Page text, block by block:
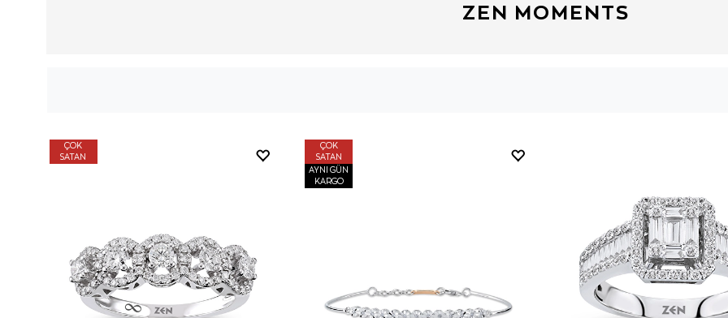
ZEN MOMENTS
ÇOK
SATAN
ÇOK
SATAN
AYNI GÜN
KARGO